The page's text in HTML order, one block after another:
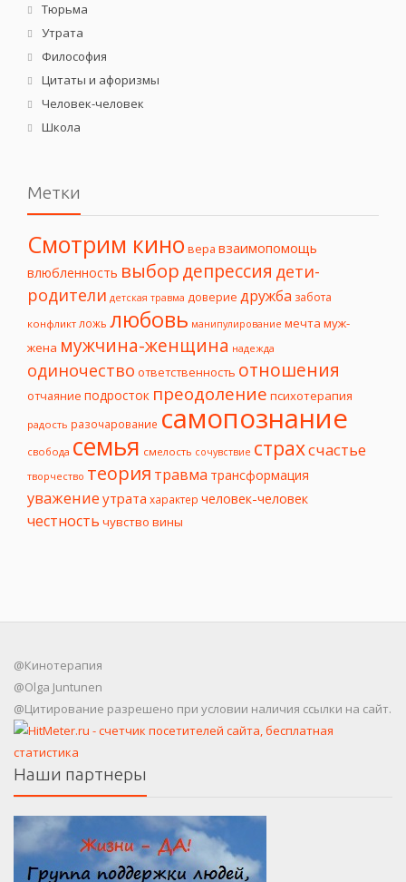
Тюрьма
Утрата
Философия
Цитаты и афоризмы
Человек-человек
Школа
Метки
Смотрим кино вера взаимопомощь
влюбленность выбордепрессия дети-
родители детская травма доверие дружба забота
конфликт ложь любовь манипулирование мечта муж-
жена мужчина-женщина надежда
одиночество ответственность отношения
отчаяние подросток преодоление психотерапия
радость разочарование самопознание
свобода семья смелость сочувствие страхсчастье
творчество теория травма трансформация
уважение утрата характер человек-человек
честность чувство вины
@Кинотерапия
@Olga Juntunen
@Цитирование разрешено при условии наличия ссылки на сайт.
Наши партнеры